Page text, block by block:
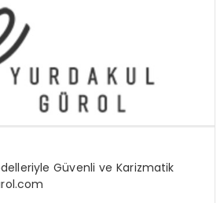
Güvenli ve Karizmatik